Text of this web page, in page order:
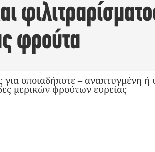
φρούτα
για οποιαδήποτε – αναπτυγμένη
μερικών φρούτων ευρείας